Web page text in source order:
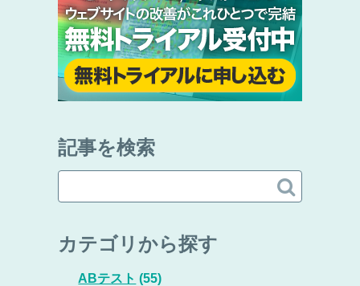
記事を検索

カテゴリから探す
ABテスト (55)